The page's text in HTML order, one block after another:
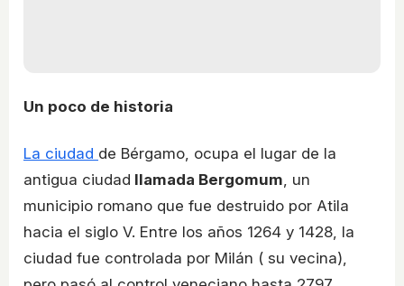
Un poco de historia
La ciudad de Bérgamo, ocupa el lugar de la
antigua ciudad llamada Bergomum , un
municipio romano que fue destruido por Atila
hacia el siglo V. Entre los años 1264 y 1428, la
ciudad fue controlada por Milán ( su vecina),